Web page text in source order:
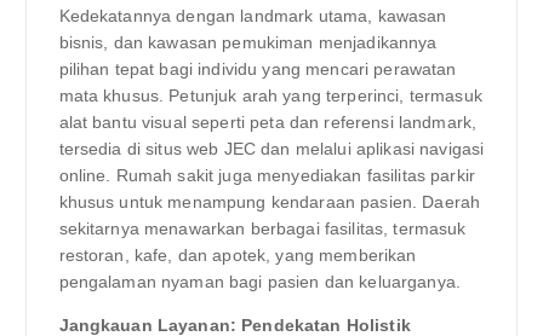
Kedekatannya dengan landmark utama, kawasan
bisnis, dan kawasan pemukiman menjadikannya
pilihan tepat bagi individu yang mencari perawatan
mata khusus. Petunjuk arah yang terperinci, termasuk
alat bantu visual seperti peta dan referensi landmark,
tersedia di situs web JEC dan melalui aplikasi navigasi
online. Rumah sakit juga menyediakan fasilitas parkir
khusus untuk menampung kendaraan pasien. Daerah
sekitarnya menawarkan berbagai fasilitas, termasuk
restoran, kafe, dan apotek, yang memberikan
pengalaman nyaman bagi pasien dan keluarganya.
Jangkauan Layanan: Pendekatan Holistik